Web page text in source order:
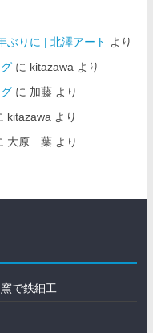
りに | 北澤アート より
に kitazawaより
に 加藤より
kitazawaより
大原 葉より
で鉄細工